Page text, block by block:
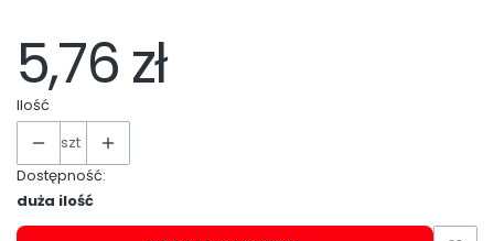
5,76 zł
Ilość
szt
Dostępność:
duża ilość